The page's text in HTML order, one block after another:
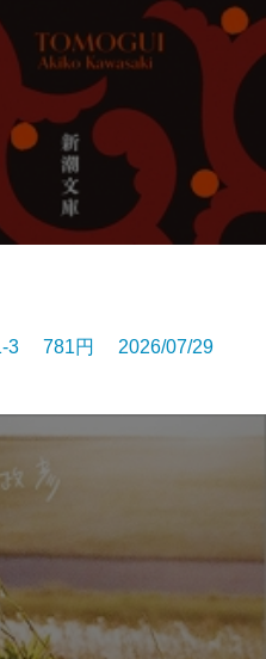
3 781円 2026/07/29